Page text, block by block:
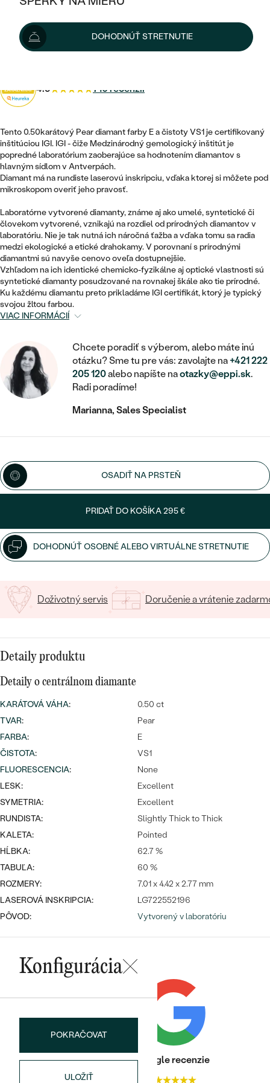
KOMBINOVANÉ ZLATO
PODĽA ŠTÝLU
BEZ KAMEŇA
ETERNITY
VYKROJENÉ
VINTAGE
NETRADIČNÉ
TEPANÉ
RUČNE RYTÉ
S VÝPLŇOU
PODĽA CENY
CENOVO DOSTUPNÉ
Najpredávanejšie
svadobné
obrúčky
PREZRIEŤ
POSTRANNÉ DRAHOKAMY
HALO
VINTAGE
SET ZÁSNUBNÉHO PRSTEŇA A
OBRÚČOK
NETRADIČNÉ
ZOSTAVTE SI PRSTEŇ
ZAČAŤ S PRSTEŇOM
ZAČAŤ S DIAMANTOM
ZAČAŤ S LABGROWN DIAMANTOM
PODĽA DRAHOKAMU
DIAMANT
FAREBNÝ DIAMANT
ČIERNY DIAMANT
SALT AND PEPPER DIAMANT
PODĽA MATERIÁLU
ZLATO
PLATINA
Wave kolekcia
OBJAVIŤ
VÝPREDAJ
ŠPERKY ČO POMÁHAJÚ
PODĽA TYPU
PRSTENE
PRÍVESKY
SETY
PÁNSKE ŠPERKY
DETSKÉ ŠPERKY
BROŠNE
DOPLNKY
PODĽA MATERIÁLU
PLATINOVÉ
PODĽA DRAHOKAMU
S DIAMANTMI
S DRAHOKAMAMI
S LAB GROWN DIAMANTMI
PODĽA ŠTÝLU
PERSONALIZOVANÉ
SYMBOLICKÉ
PODĽA PRÍLEŽITOSTI
PODĽA FARBY
PODĽA TVARU DRAHOKAMU
NA MIERU
DIAMANTY
PLATINOVÉ
NAPICHOVACIE
KRUHOVÉ
MINIMALISTICKÉ
VISIACE
SOLITÉR
V TVARE SRDCA
DETSKÉ
PIERCING
PODĽA DRAHOKAMU
S DIAMANTMI
S DRAHOKAMAMI
PODĽA CENY
CENOVO DOSTUPNÉ
Najpredávanejšie
náušnice
PREZRIEŤ
ZLATÉ
STRIEBORNÉ
SOLITÉR
NARODENIE DIEŤAŤA
SO ZNAMENÍM ZVEROKRUHU
MINIMALISTICKÉ
MEDAILÓNY
RETIAZKY
V TVARE SRDCA
SO ZVIERATAMI
PODĽA DRAHOKAMU
S DIAMANTMI
S DRAHOKAMAMI
PODĽA CENY
CENOVO DOSTUPNÉ
LUXUSNÉ
Personalizované
OBJAVIŤ
VÝPREDAJ
ZLATÉ
PLATINOVÉ
PODĽA ŠTÝLU
ETERNITY
MINIMALISTICKÉ
STATEMENT
PEČATNÉ
PODĽA DRAHOKAMU
S DIAMANTMI
PODĽA CENY
CENOVO DOSTUPNÉ
LUXUSNÉ
Najpredávanejšie
PREZRIEŤ
DOHODNÚŤ STRETNUTIE
295 €
Diamant máme na sklade. Doručíme vám ho do 48 hod.
Možnosti doručenia
4.9 710 recenzií
Tento 0.50karátový Pear diamant farby E a čistoty VS1 je certifikovaný
inštitúciou IGI. IGI - čiže Medzinárodný gemologický inštitút je
popredné laboratórium zaoberajúce sa hodnotením diamantov s
hlavným sídlom v Antverpách.
Diamant má na rundiste laserovú inskripciu, vďaka ktorej si môžete pod
mikroskopom overiť jeho pravosť.
Laboratórne vytvorené diamanty, známe aj ako umelé, syntetické či
človekom vytvorené, vznikajú na rozdiel od prírodných diamantov v
laboratóriu. Nie je tak nutná ich náročná ťažba a vďaka tomu sa radia
medzi ekologické a etické drahokamy. V porovnaní s prírodnými
diamantmi sú navyše cenovo oveľa dostupnejšie.
Vzhľadom na ich identické chemicko-fyzikálne aj optické vlastnosti sú
syntetické diamanty posudzované na rovnakej škále ako tie prírodné.
Ku každému diamantu preto prikladáme IGI certifikát, ktorý je typický
svojou žltou farbou.
VIAC INFORMÁCIÍ
Chcete poradiť s výberom, alebo máte inú
otázku? Sme tu pre vás: zavolajte na+421 222
205 120alebo napíšte naotazky@eppi.sk.
Radi poradíme!
Marianna, Sales Specialist
OSADIŤ NA PRSTEŇ
PRIDAŤ DO KOŠÍKA295 €
DOHODNÚŤ OSOBNÉ ALEBO VIRTUÁLNE STRETNUTIE
Doživotný servis Doručenie a vrátenie
Detaily produktu
Detaily o centrálnom diamante
KARÁTOVÁ VÁHA:
0.50 ct
TVAR:
Pear
FARBA:
E
ČISTOTA:
VS1
FLUORESCENCIA:
None
LESK:
Excellent
SYMETRIA:
Excellent
RUNDISTA:
Slightly Thick to Thick
KALETA:
Pointed
HĹBKA:
62.7 %
TABUĽA:
60 %
ROZMERY:
7.01 x 4.42 x 2.77 mm
LASEROVÁ INSKRIPCIA:
LG722552196
PÔVOD:
Vytvorený v laboratóriu
Konfigurácia
POKRAČOVAT
ULOŽIŤ
Heuréka recenzieGoogle recenzie